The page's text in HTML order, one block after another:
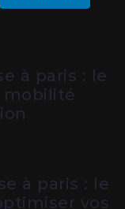
à paris : le
à paris : le
vos